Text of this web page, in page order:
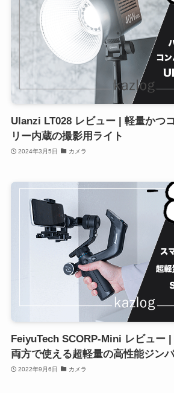
Ulanzi LT028 レビュー | 軽量かつ
リー内蔵の撮影用ライト
2024年3月5日 カメラ
FeiyuTech SCORP-Mini レビュー
両方で使える超軽量の高性能ジン
2022年9月6日 カメラ